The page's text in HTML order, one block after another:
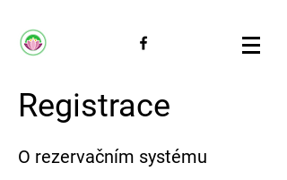
Registrace
O rezervačním systému